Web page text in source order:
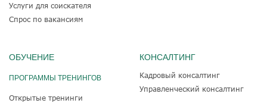
Услуги для соискателя
Спрос по вакансиям
ОБУЧЕНИЕ
ПРОГРАММЫ ТРЕНИНГОВ
Открытые тренинги
КОНСАЛТИНГ
Кадровый консалтинг
Управленческий консалтинг